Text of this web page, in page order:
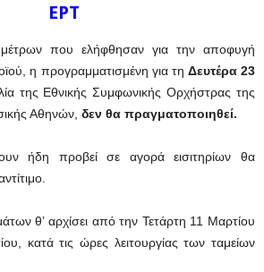
ΕΡΤ
που ελήφθησαν για την αποφυγή
η προγραμματισμένη για τη Δευτέρα 23
της Εθνικής Συμφωνικής Ορχήστρας της
Αθηνών, δεν θα πραγματοποιηθεί.
ήδη προβεί σε αγορά εισιτηρίων θα
θ’ αρχίσει από την Τετάρτη 11 Μαρτίου
κατά τις ώρες λειτουργίας των ταμείων